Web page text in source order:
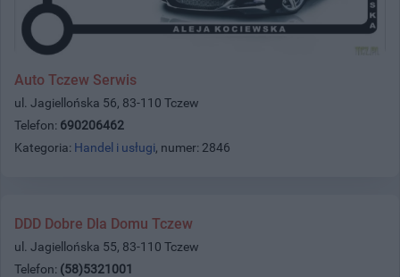
Auto Tczew Serwis
ul. Jagiellońska 56, 83-110 Tczew
Telefon: 690206462
Kategoria: Handel i usługi, numer: 2846
DDD Dobre Dla Domu Tczew
ul. Jagiellońska 55, 83-110 Tczew
Telefon: (58)5321001